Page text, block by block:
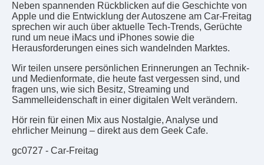
Neben spannenden Rückblicken auf die Geschichte von
Apple und die Entwicklung der Autoszene am Car-Freitag
sprechen wir auch über aktuelle Tech-Trends, Gerüchte
rund um neue iMacs und iPhones sowie die
Herausforderungen eines sich wandelnden Marktes.
Wir teilen unsere persönlichen Erinnerungen an Technik-
und Medienformate, die heute fast vergessen sind, und
fragen uns, wie sich Besitz, Streaming und
Sammelleidenschaft in einer digitalen Welt verändern.
Hör rein für einen Mix aus Nostalgie, Analyse und
ehrlicher Meinung – direkt aus dem Geek Cafe.
gc0727 - Car-Freitag